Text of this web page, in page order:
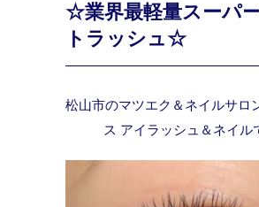
☆業界最軽量スーパ
トラッシュ☆
松山市のマツエク＆ネイルサロ
ス アイラッシュ＆ネイル